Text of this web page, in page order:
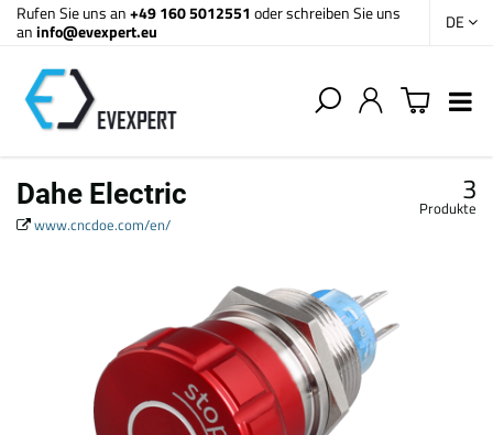
Rufen Sie uns an+49 160 5012551 oder schreiben Sie uns
aninfo@evexpert.eu DE
Dahe Electric
www.cncdoe.com/en/
3
Produkte